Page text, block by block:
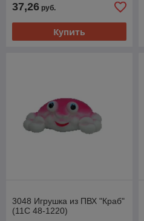
37,26 руб.
Купить
3048 Игрушка из ПВХ "Краб"
(11С 48-1220)